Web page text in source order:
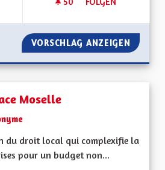
DROIT À
VORSCHLAG ANZEIGEN DROIT
Moselle
du droit local qui complexifie la
pour un budget non...